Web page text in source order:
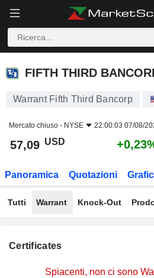
FIFTH THIRD BANCORP
FIFTH THIRD
Warrant Fifth Third Bancorp
Mercato chiuso - NYSE 22:00:03 07/08/
57,09 USD
Panoramica Quotazioni
Tutti Warrant Knock-Out
Certificates
Spiacenti, non ci sono